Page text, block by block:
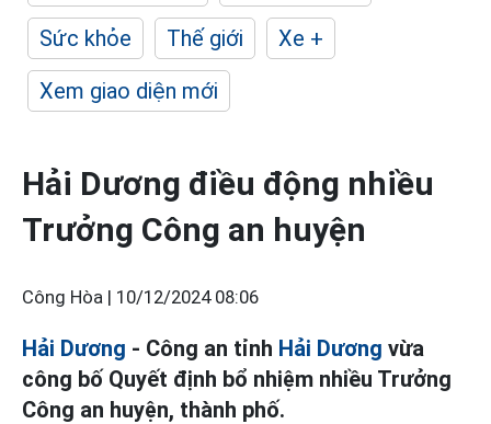
Sức khỏe
Thế giới
Xe +
Xem giao diện mới
Hải Dương điều động nhiều
Trưởng Công an huyện
Công Hòa | 10/12/2024 08:06
Hải Dương - Công an tỉnh Hải Dương vừa
công bố Quyết định bổ nhiệm nhiều Trưởng
Công an huyện, thành phố.